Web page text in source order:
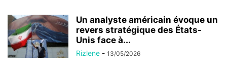
Un analyste américain évoque un
revers stratégique des États-
Unis face à...
Rizlene - 13/05/2026